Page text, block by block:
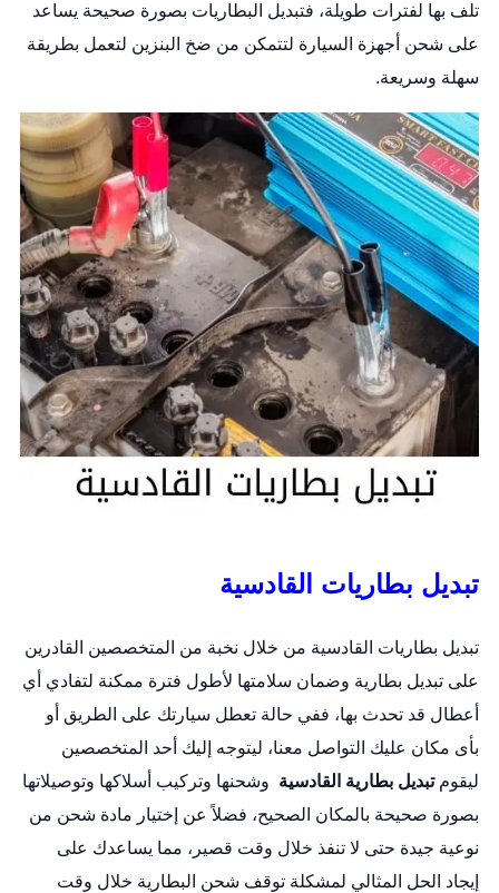
تلف بها لفترات طويلة، فتبديل البطاريات بصورة صحيحة يساعد
على شحن أجهزة السيارة لتتمكن من ضخ البنزين لتعمل بطريقة
سهلة وسريعة.
تبديل بطاريات القادسية
تبديل بطاريات القادسية من خلال نخبة من المتخصصين القادرين
على تبديل بطارية وضمان سلامتها لأطول فترة ممكنة لتفادي أي
أعطال قد تحدث بها، ففي حالة تعطل سيارتك على الطريق أو
بأى مكان عليك التواصل معنا، ليتوجه إليك أحد المتخصصين
ليقومتبديل بطارية القادسية وشحنها وتركيب أسلاكها وتوصيلاتها
بصورة صحيحة بالمكان الصحيح، فضلاً عن إختيار مادة شحن من
نوعية جيدة حتى لا تنفذ خلال وقت قصير، مما يساعدك على
إيجاد الحل المثالي لمشكلة توقف شحن البطارية خلال وقت